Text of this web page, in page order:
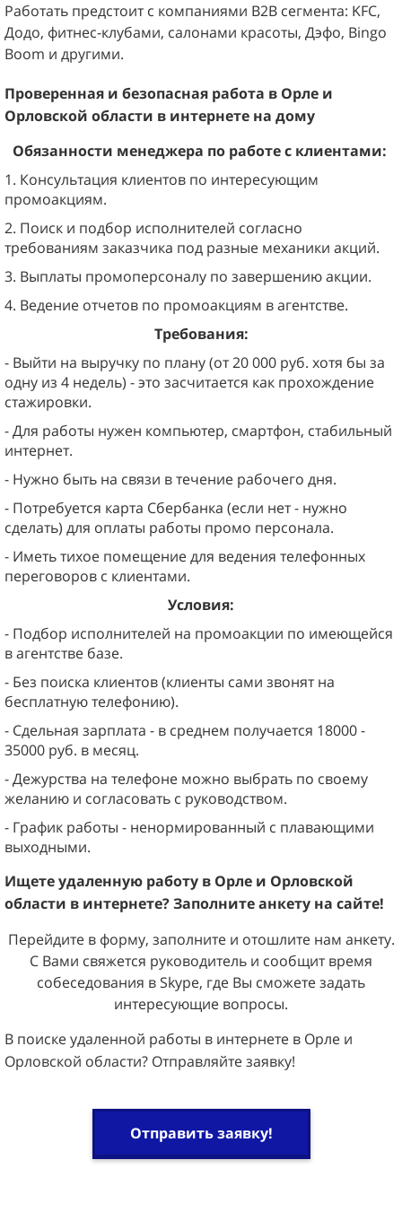
Работать предстоит с компаниями B2B сегмента: KFC,
Додо, фитнес-клубами, салонами красоты, Дэфо, Bingo
Boom и другими.
Проверенная и безопасная работа в Орле и
Орловской области в интернете на дому
Обязанности менеджера по работе с клиентами:
1. Консультация клиентов по интересующим
промоакциям.
2. Поиск и подбор исполнителей согласно
требованиям заказчика под разные механики акций.
3. Выплаты промоперсоналу по завершению акции.
4. Ведение отчетов по промоакциям в агентстве.
Требования:
- Выйти на выручку по плану (от 20 000 руб. хотя бы за
одну из 4 недель) - это засчитается как прохождение
стажировки.
- Для работы нужен компьютер, смартфон, стабильный
интернет.
- Нужно быть на связи в течение рабочего дня.
- Потребуется карта Сбербанка (если нет - нужно
сделать) для оплаты работы промо персонала.
- Иметь тихое помещение для ведения телефонных
переговоров с клиентами.
Условия:
- Подбор исполнителей на промоакции по имеющейся
в агентстве базе.
- Без поиска клиентов (клиенты сами звонят на
бесплатную телефонию).
- Сдельная зарплата - в среднем получается 18000 -
35000 руб. в месяц.
- Дежурства на телефоне можно выбрать по своему
желанию и согласовать с руководством.
- График работы - ненормированный с плавающими
выходными.
Ищете удаленную работу в Орле и Орловской
области в интернете? Заполните анкету на сайте!
Перейдите в форму, заполните и отошлите нам анкету.
С Вами свяжется руководитель и сообщит время
собеседования в Skype, где Вы сможете задать
интересующие вопросы.
В поиске удаленной работы в интернете в Орле и
Орловской области? Отправляйте заявку!
Отправить заявку!